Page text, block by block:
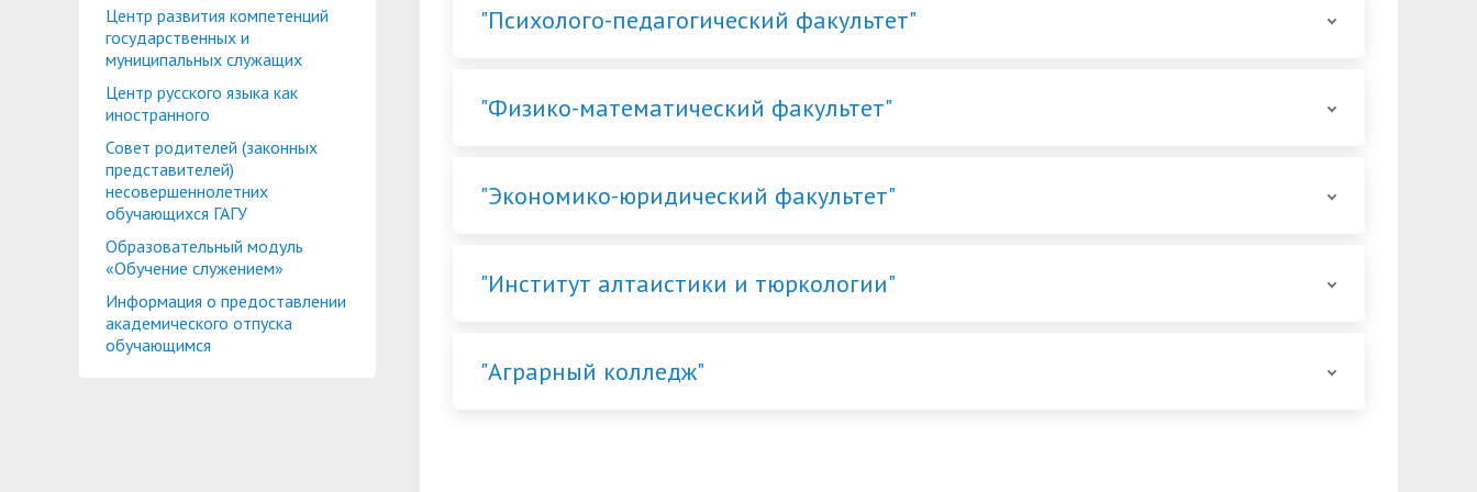
Центр развития компетенций
государственных и
муниципальных служащих
Центр русского языка как
иностранного
Совет родителей (законных
представителей)
несовершеннолетних
обучающихся ГАГУ
Образовательный модуль
«Обучение служением»
Информация о предоставлении
академического отпуска
обучающимся
"Психолого-педагогический факультет"
"Физико-математический факультет"
"Экономико-юридический факультет"
"Институт алтаистики и тюркологии"
"Аграрный колледж"